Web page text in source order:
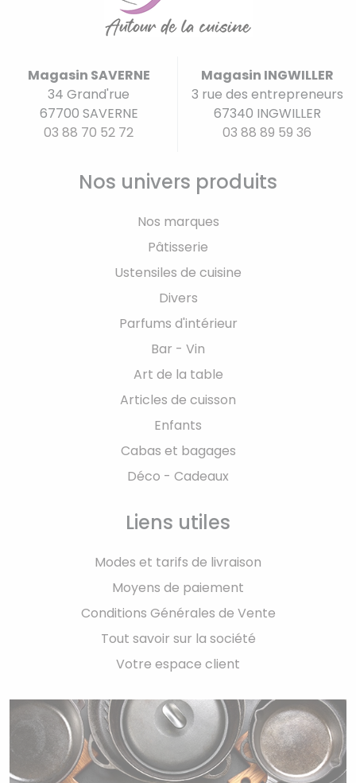
Magasin SAVERNE
34 Grand'rue
67700 SAVERNE
03 88 70 52 72
Magasin INGWILLER
3 rue des entrepreneurs
67340 INGWILLER
03 88 89 59 36
Nos univers produits
Nos marques
Pâtisserie
Ustensiles de cuisine
Divers
Parfums d'intérieur
Bar - Vin
Art de la table
Articles de cuisson
Enfants
Cabas et bagages
Déco - Cadeaux
Liens utiles
Modes et tarifs de livraison
Moyens de paiement
Conditions Générales de Vente
Tout savoir sur la société
Votre espace client